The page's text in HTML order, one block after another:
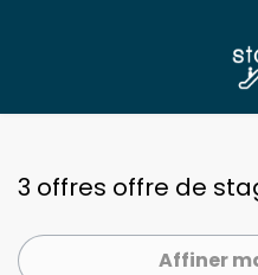
3 offres offre de
Affiner